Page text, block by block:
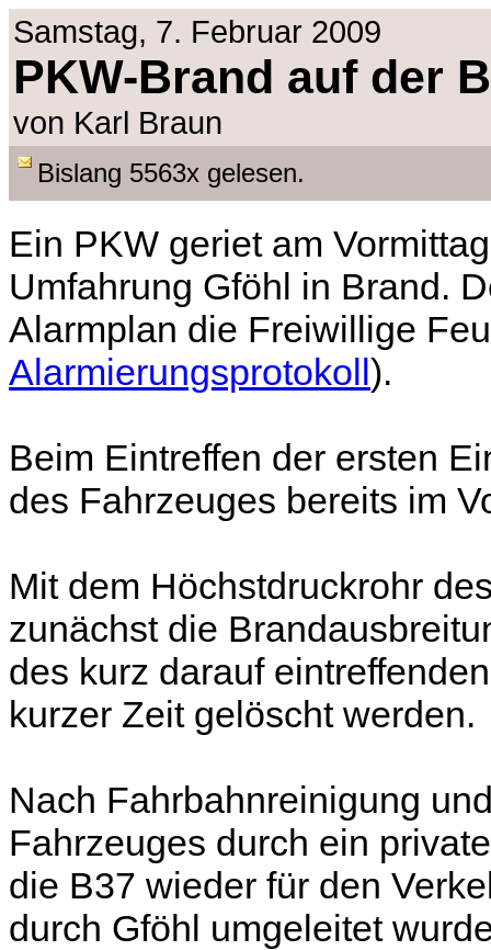
Samstag, 7. Februar 2009
PKW-Brand auf der
von Karl Braun
Bislang 5563x gelesen.
Ein PKW geriet am
Umfahrung Gföhl in Brand.
Alarmplan die Freiwillige
Alarmierungsprotokoll).
Beim Eintreffen der ersten
des Fahrzeuges bereits im
Mit dem Höchstdruckrohr
zunächst die
des kurz darauf
kurzer Zeit gelöscht werden.
Nach Fahrbahnreinigung
Fahrzeuges durch ein
die B37 wieder für den
durch Gföhl umgeleitet